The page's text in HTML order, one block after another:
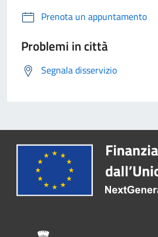
Prenota un appuntamento
Problemi in città
Segnala disservizio